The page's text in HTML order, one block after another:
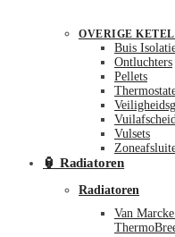
OVERIGE
Buis
Ontluchters
Pellets
Vulsets
🏮 Radiatoren
Radiatoren
Van